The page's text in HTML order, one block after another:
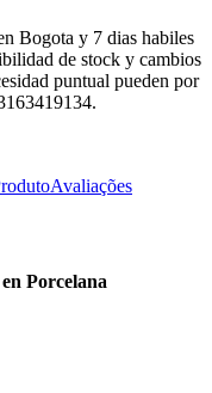
Bogota y 7 dias habiles
de stock y cambios
puntual pueden por
Avaliações
Porcelana